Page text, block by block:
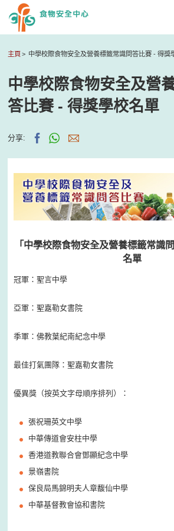
主頁 中學校際食物安全及營養標籤常識問答比賽 - 得獎
中學校際食物安全及營
答比賽 - 得獎學校名單
分享:
「中學校際食物安全及營養標籤常識
名單
冠軍：聖言中學
亞軍：聖嘉勒女書院
季軍：佛教葉紀南紀念中學
最佳打氣團隊：聖嘉勒女書院
優異獎（按英文字母順序排列）：
張祝珊英文中學
中華傳道會安柱中學
香港道教聯合會鄧顯紀念中學
景嶺書院
保良局馬錦明夫人章馥仙中學
中華基督教會協和書院